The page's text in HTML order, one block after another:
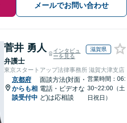
メールでお問い合わせ
菅井 勇人
弁護士
インタビュ
ーを見る
滋賀県
東京スタートアップ法律事務所 滋賀大津支店
京都府
からも相
談受付中
面談方法(対面・
電話・ビデオな
ど)は応相談
営業時間：06:
30~22:00（土
日祝日）